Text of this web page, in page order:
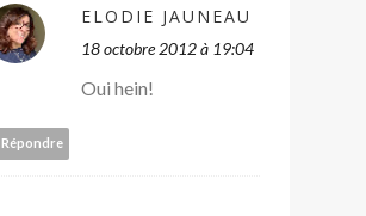
ELODIE JAUNEAU
18 octobre 2012 à 19:04
Oui hein!
Répondre